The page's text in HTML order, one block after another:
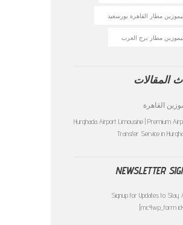
ليموزين مطار القاهرة بورسعيد
ليموزين مطار برج العرب
المقالات
القاهرة
Hurghada Airport Limousine | Premium
Transfer Service in
NEWSLETTER
Signup for Updates to Stay
[mc4wp_form